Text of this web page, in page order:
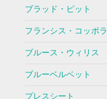
ブラッド・ピット
フランシス・コッポラ
ブルース・ウィリス
ブルーベルベット
プレスシート